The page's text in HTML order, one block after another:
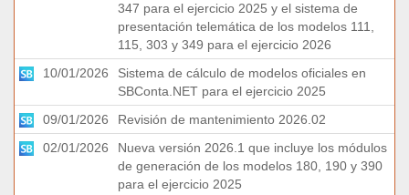
347 para el ejercicio 2025 y el sistema de
presentación telemática de los modelos 111,
115, 303 y 349 para el ejercicio 2026
10/01/2026
Sistema de cálculo de modelos oficiales en
SBConta.NET para el ejercicio 2025
09/01/2026
Revisión de mantenimiento 2026.02
02/01/2026
Nueva versión 2026.1 que incluye los módulos
de generación de los modelos 180, 190 y 390
para el ejercicio 2025